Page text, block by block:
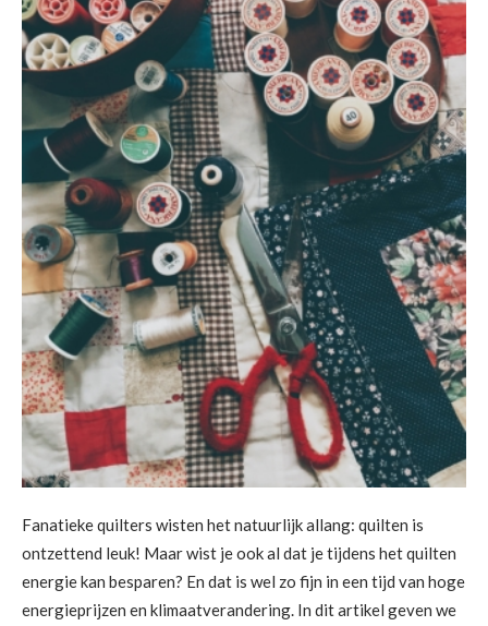
Fanatieke quilters wisten het natuurlijk allang: quilten is
ontzettend leuk! Maar wist je ook al dat je tijdens het quilten
energie kan besparen? En dat is wel zo fijn in een tijd van hoge
energieprijzen en klimaatverandering. In dit artikel geven we